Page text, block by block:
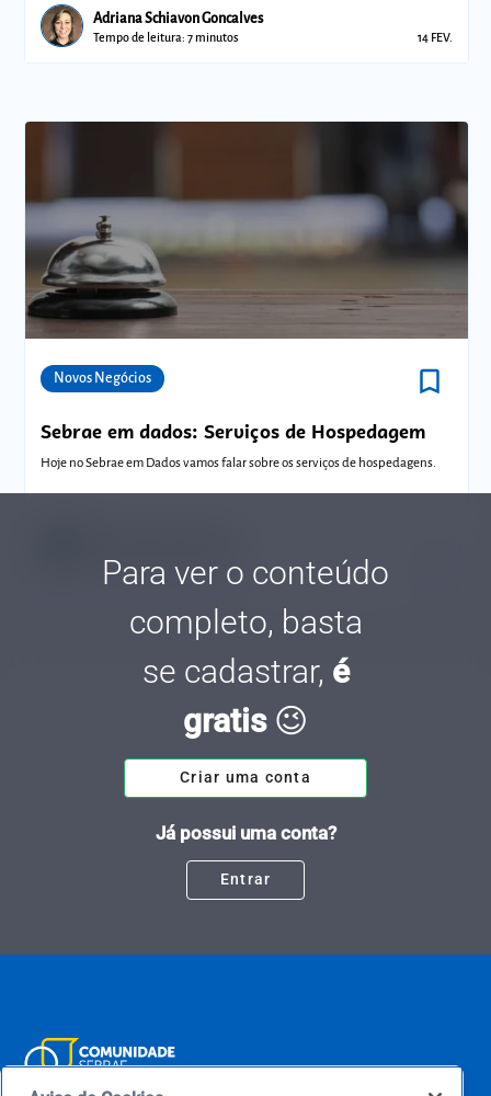
Adriana Schiavon Goncalves
Tempo de leitura: 7 minutos 14 FEV.
Novos Negócios bookmark_border
Sebrae em dados: Serviços de Hospedagem
Hoje no Sebrae em Dados vamos falar sobre os serviços de hospedagens.
Tempo de leitura: 8 minutos
Para ver o conteúdo
completo, basta
se cadastrar, é
gratis😉
Criar uma conta
Já possui uma conta?
Entrar